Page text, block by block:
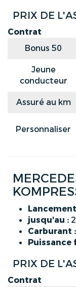
PRIX DE
Contrat
Bonus 50
Jeune
conducteur
Assuré au km
Personnaliser
jusqu'au :
Carburant :
Puissance
PRIX DE
Contrat